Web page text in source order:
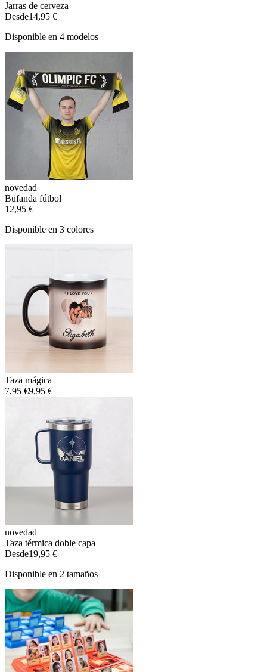
Jarras de cerveza
Desde14,95 €
Disponible en 4 modelos
novedad
Bufanda fútbol
12,95 €
Disponible en 3 colores
Taza mágica
7,95 €9,95 €
novedad
Taza térmica doble capa
Desde19,95 €
Disponible en 2 tamaños